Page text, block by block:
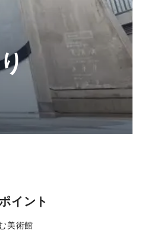
イント
美術館